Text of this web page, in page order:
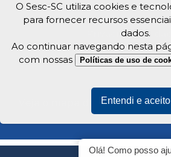
Trabalhe
Privacidade e
Veja o mapa do site
O Sesc-SC utiliza cookies e
para fornecer recursos
dados.
Ao continuar navegando nesta
com nossas
Políticas de uso de
Entendi e aceito
Olá! Como posso